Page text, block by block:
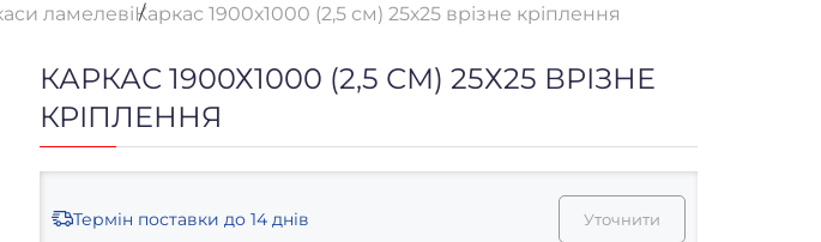
ламелевіКаркас 1900х1000 (2,5 см) 25х25 врізне кріплення
КАРКАС 1900Х1000 (2,5 СМ) 25Х25 ВРІЗНЕ
КРІПЛЕННЯ
Термін поставки до 14 днів Уточнити